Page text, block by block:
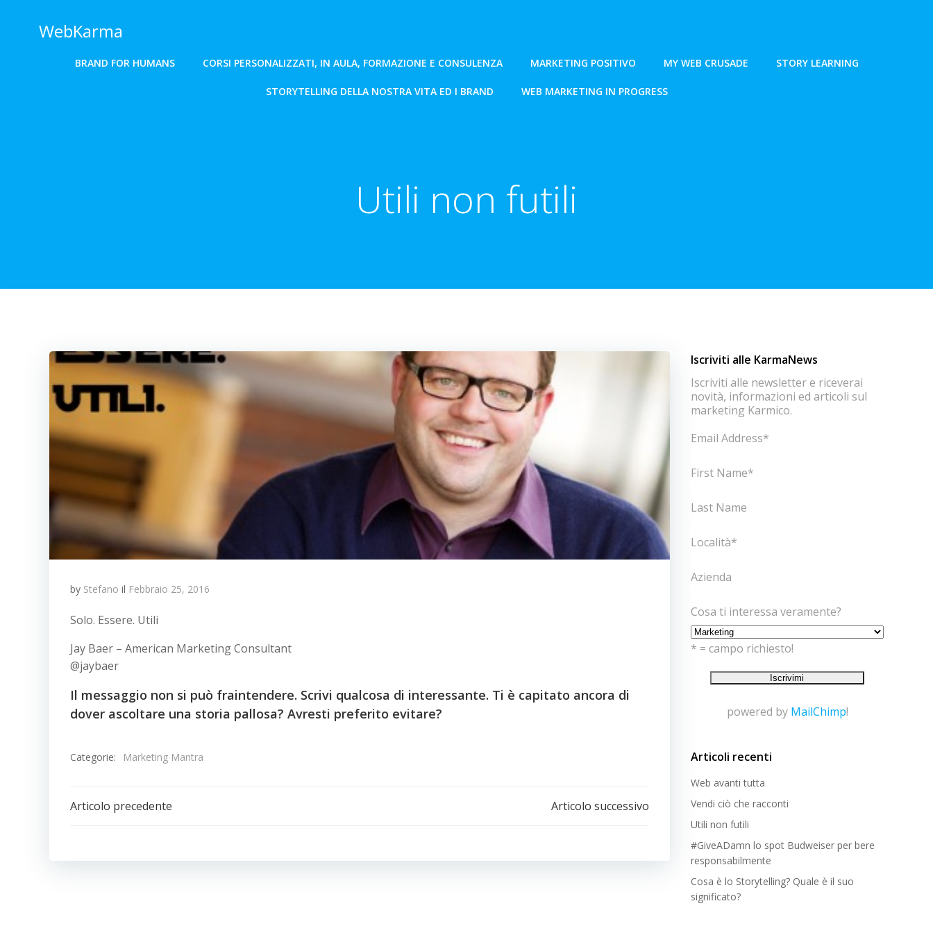
contenutoWebKarma
BRAND FOR HUMANS CORSI PERSONALIZZATI, IN AULA, FORMAZIONE E CONSULENZA MARKETING POSITIVO MY WEB CRUSADE STORY LEARNING
STORYTELLING DELLA NOSTRA VITA ED I BRAND WEB MARKETING IN PROGRESS
Utili non futili
by Stefano il Febbraio 25, 2016
Solo. Essere. Utili
Jay Baer – American Marketing Consultant
@jaybaer
Il messaggio non si può fraintendere. Scrivi qualcosa di interessante. Ti è capitato ancora di
dover ascoltare una storia pallosa? Avresti preferito evitare?
Categorie: Marketing Mantra
Navigazione
Articolo precedente Articolo successivo
Iscriviti alle KarmaNews
Iscriviti alle newsletter e riceverai
novità, informazioni ed articoli sul
marketing Karmico.
Email Address*
First Name*
Last Name
Località*
Azienda
Cosa ti interessa veramente?
* = campo richiesto!
powered by MailChimp!
Articoli recenti
Web avanti tutta
Vendi ciò che racconti
Utili non futili
#GiveADamn lo spot Budweiser per bere
responsabilmente
Cosa è lo Storytelling? Quale è il suo
significato?